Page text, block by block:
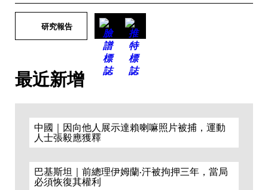
研究報告
最近新增
中國｜因向他人展示達賴喇嘛照片被捕，運動
人士張毅應獲釋
巴基斯坦｜前總理伊姆蘭·汗被拘押三年，當局
必須恢復其權利